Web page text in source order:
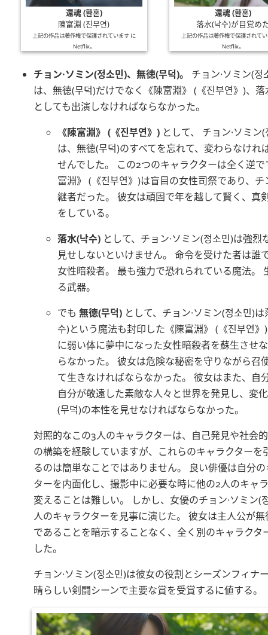
還魂 (환혼)
陳富淵 (진부연)
上記の作品は著作権で保護されています に
Netflix。
還魂 (환혼)
落水(낙수)が目覚め
上記の作品は著作権で保護されて
Netflix。
チョン·ソミン(정소민)、 無徳(무덕)。 チョン·ソミン(정
は、 無徳(무덕)だけでなく 陳富淵 ( 진부연 )、 落
としても出演しなければならなかった。
陳富淵
( 진부연 ) として、 チョン·ソミン(
は、 無徳(무덕)のすべてを忘れて、変わらなけれ
せんでした。 この2つのキャラクターは全く逆
富淵
( 진부연
)は盲目の女性司祭であり、チ
継者だった。 彼女は頑固で年を越して賢く、真
をしている。
落水(낙수) として、 チョン·ソミン(정소민)は強烈
見せしないといけません。 命令を受けた者は誰
女性暗殺者。 最も強力で恐れられている魔法。
る武器。
でも 無徳(무덕) として、 チョン·ソミン(정소민)は
수)という魔法も封印した 陳富淵 ( 진부연
に弱い体に夢中になった女性暗殺者を蘇生させ
らなかった。 彼女は危険な秘密を守りながら召
て生きなければならなかった。 彼女はまた、自
自分が敬遠した素敵な人々と世界を発見し、変
(무덕)の本性を見せなければならなかった。
対照的なこの3人のキャラクターは、自己発見や社会
の構築を経験していますが、これらのキャラクターを
るのは簡単なことではありません。 良い俳優は自分
ターを内面化し、撮影中に必要な時に他の2人のキャ
変えることは難しい。 しかし、女優のチョン·ソミン(
人のキャラクターを見事に演じた。 彼女は主人公が無
であることを暗示することなく、全く別のキャラクタ
した。
チョン·ソミン(정소민)は彼女の役割とシーズンフィナ
晴らしい剣闘シーンで主要な賞を受賞するに値する。